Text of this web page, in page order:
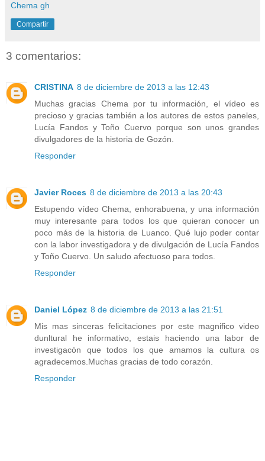
Chema gh
Compartir
3 comentarios:
CRISTINA 8 de diciembre de 2013 a las 12:43
Muchas gracias Chema por tu información, el vídeo es
precioso y gracias también a los autores de estos paneles,
Lucía Fandos y Toño Cuervo porque son unos grandes
divulgadores de la historia de Gozón.
Responder
Javier Roces 8 de diciembre de 2013 a las 20:43
Estupendo vídeo Chema, enhorabuena, y una información
muy interesante para todos los que quieran conocer un
poco más de la historia de Luanco. Qué lujo poder contar
con la labor investigadora y de divulgación de Lucía Fandos
y Toño Cuervo. Un saludo afectuoso para todos.
Responder
Daniel López 8 de diciembre de 2013 a las 21:51
Mis mas sinceras felicitaciones por este magnifico video
dunltural he informativo, estais haciendo una labor de
investigacón que todos los que amamos la cultura os
agradecemos.Muchas gracias de todo corazón.
Responder